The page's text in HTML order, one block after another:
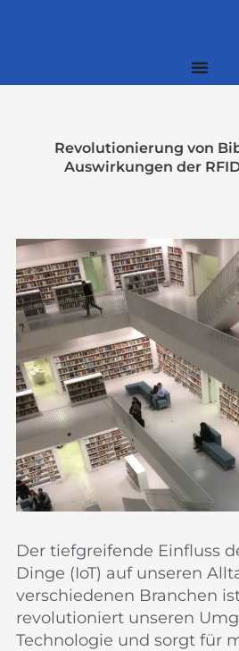
Revolutionierung von
Auswirkungen der
Der tiefgreifende Einfluss
Dinge (IoT) auf unseren
verschiedenen Branchen
revolutioniert unseren
Technologie und sorgt für